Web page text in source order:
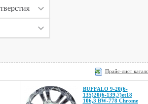
Прайс-лист
BUFFALO 9-20(6-
135)20(6-139,7)et18
106,3 BW-778 Chrome